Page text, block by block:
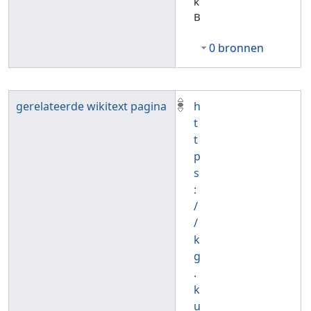
B
0 bronnen
gerelateerde wikitext pagina
h
t
t
p
s
:
/
/
k
g
.
k
u